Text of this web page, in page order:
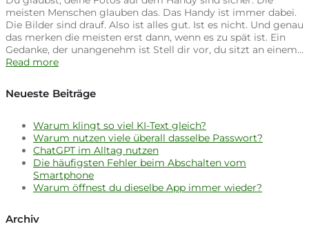
meisten Menschen glauben das. Das Handy ist immer dabei.
Die Bilder sind drauf. Also ist alles gut. Ist es nicht. Und genau
das merken die meisten erst dann, wenn es zu spät ist. Ein
Gedanke, der unangenehm ist Stell dir vor, du sitzt an einem…
Read more
Neueste Beiträge
Warum klingt so viel KI-Text gleich?
Warum nutzen viele überall dasselbe Passwort?
ChatGPT im Alltag nutzen
Die häufigsten Fehler beim Abschalten vom
Smartphone
Warum öffnest du dieselbe App immer wieder?
Archiv